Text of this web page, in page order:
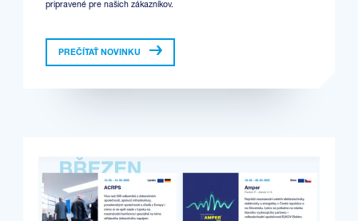
pripravené pre našich zákazníkov.
PREČÍTAŤ NOVINKU